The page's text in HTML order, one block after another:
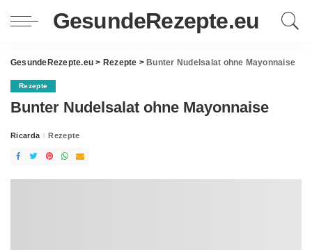
GesundeRezepte.eu
GesundeRezepte.eu > Rezepte > Bunter Nudelsalat ohne Mayonnaise
Rezepte
Bunter Nudelsalat ohne Mayonnaise
Posted
Ricarda Rezepte